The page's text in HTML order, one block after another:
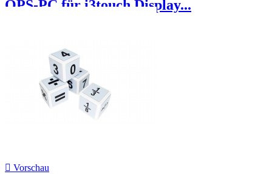
OPS-PC für i3touch Display...
 Vorschau